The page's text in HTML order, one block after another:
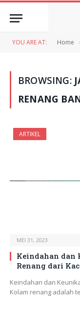
YOU ARE AT: Home
BROWSING:
RENANG
ARTIKEL
MEI 31, 2023
Keindahan dan
Renang dari
Keindahan dan
Kolam renang adalah